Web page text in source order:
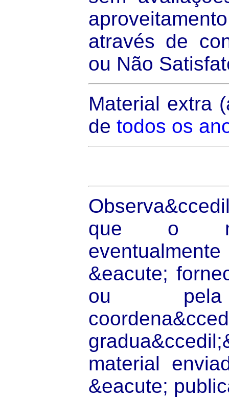
através de
ou Não
Material extra
de todos os
que o
&eacute;
ou pela
material
&eacute;